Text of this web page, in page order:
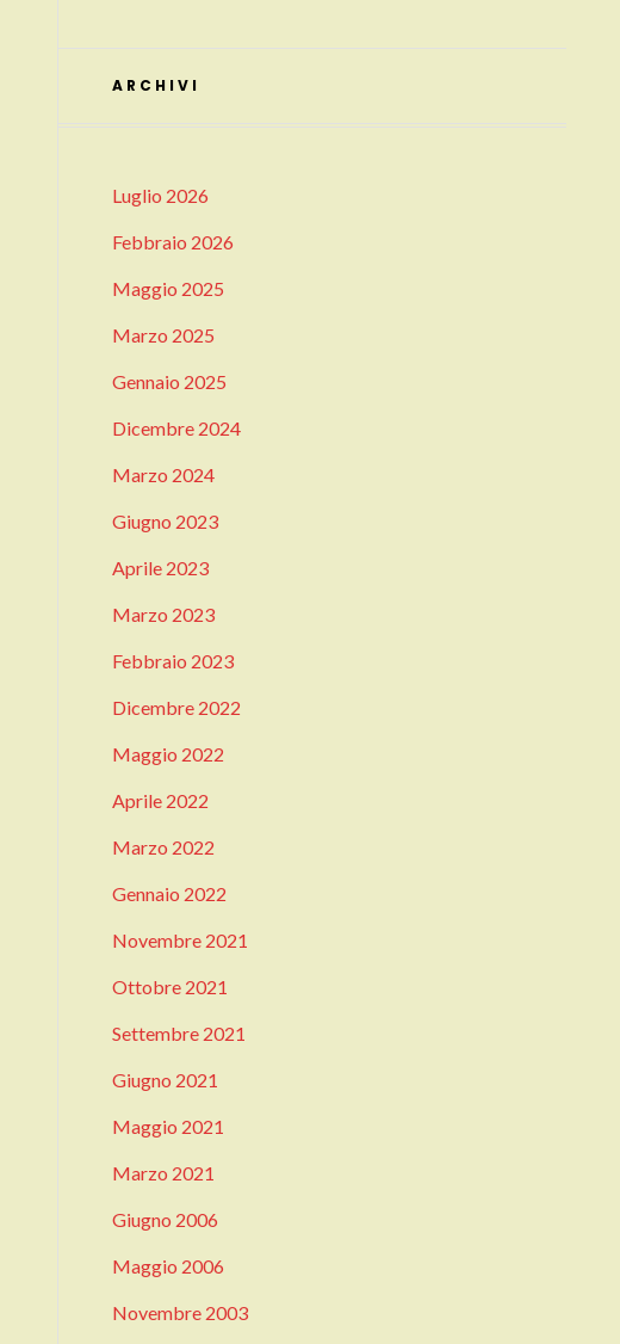
ARCHIVI
Luglio 2026
Febbraio 2026
Maggio 2025
Marzo 2025
Gennaio 2025
Dicembre 2024
Marzo 2024
Giugno 2023
Aprile 2023
Marzo 2023
Febbraio 2023
Dicembre 2022
Maggio 2022
Aprile 2022
Marzo 2022
Gennaio 2022
Novembre 2021
Ottobre 2021
Settembre 2021
Giugno 2021
Maggio 2021
Marzo 2021
Giugno 2006
Maggio 2006
Novembre 2003